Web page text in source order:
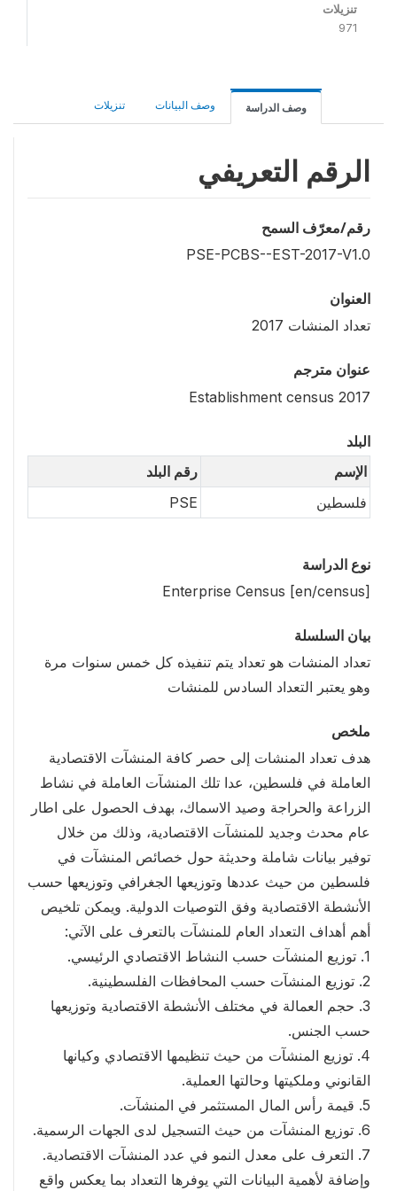
تنزيلات
971
وصف الدراسة وصف البيانات تنزيلات
الرقم التعريفي
رقم/معرّف السمح
PSE-PCBS--EST-2017-V1.0
العنوان
تعداد المنشات 2017
عنوان مترجم
Establishment census 2017
البلد
الإسم
رقم البلد
فلسطين
PSE
نوع الدراسة
Enterprise Census [en/census]
بيان السلسلة
تعداد المنشات هو تعداد يتم تنفيذه كل خمس سنوات مرة
وهو يعتبر التعداد السادس للمنشات
ملخص
هدف تعداد المنشات إلى حصر كافة المنشآت الاقتصادية
العاملة في فلسطين، عدا تلك المنشآت العاملة في نشاط
الزراعة والحراجة وصيد الاسماك، بهدف الحصول على اطار
عام محدث وجديد للمنشآت الاقتصادية، وذلك من خلال
توفير بيانات شاملة وحديثة حول خصائص المنشآت في
فلسطين من حيث عددها وتوزيعها الجغرافي وتوزيعها حسب
الأنشطة الاقتصادية وفق التوصيات الدولية. ويمكن تلخيص
أهم أهداف التعداد العام للمنشآت بالتعرف على الآتي:
1. توزيع المنشآت حسب النشاط الاقتصادي الرئيسي.
2. توزيع المنشآت حسب المحافظات الفلسطينية.
3. حجم العمالة في مختلف الأنشطة الاقتصادية وتوزيعها
حسب الجنس.
4. توزيع المنشآت من حيث تنظيمها الاقتصادي وكيانها
القانوني وملكيتها وحالتها العملية.
5. قيمة رأس المال المستثمر في المنشآت.
6. توزيع المنشآت من حيث التسجيل لدى الجهات الرسمية.
7. التعرف على معدل النمو في عدد المنشآت الاقتصادية.
وإضافة لأهمية البيانات التي يوفرها التعداد بما يعكس واقع